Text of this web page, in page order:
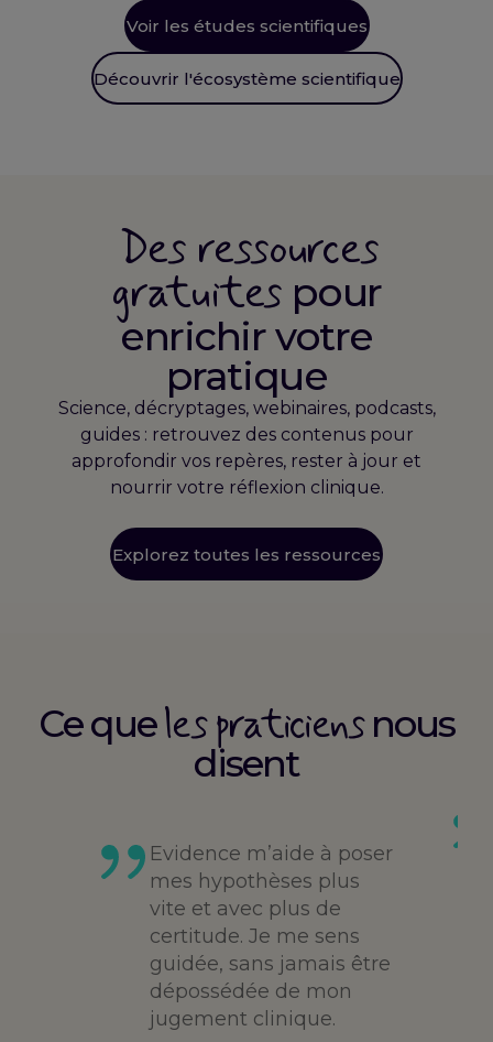
Voir les études scientifiques
Découvrir l'écosystème scientifique
Des ressources
gratuites pour
enrichir votre
pratique
Science, décryptages, webinaires, podcasts,
guides : retrouvez des contenus pour
approfondir vos repères, rester à jour et
nourrir votre réflexion clinique.
Explorez toutes les ressources
Ce queles praticiensnous
disent
Evidence m’aide à poser
mes hypothèses plus
vite et avec plus de
certitude. Je me sens
guidée, sans jamais être
dépossédée de mon
jugement clinique.